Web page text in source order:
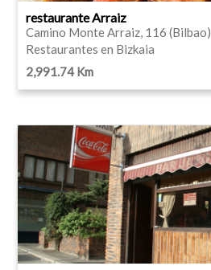
restaurante Arraiz
Camino Monte Arraiz, 116 (Bilbao)
Restaurantes en Bizkaia
2,991.74 Km